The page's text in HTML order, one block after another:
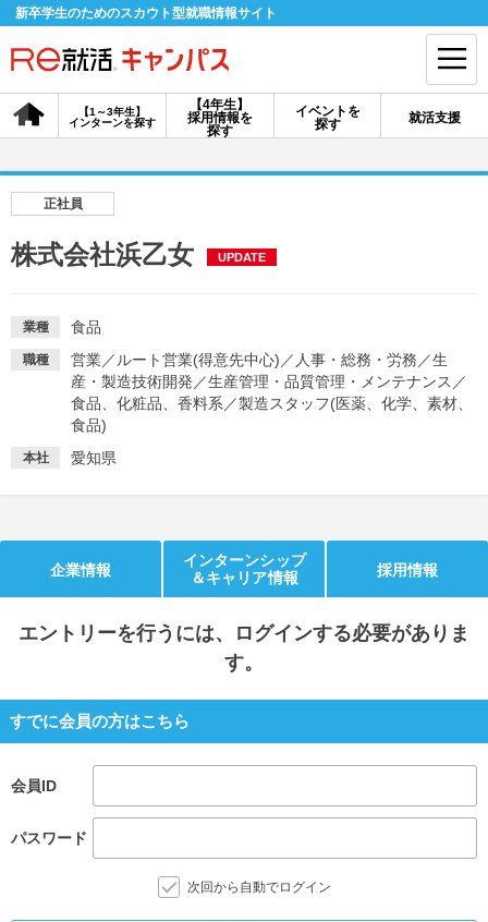
新卒学生のためのスカウト型就職情報サイト
【4年生】
採用情報を
探す
【1～3年生】
インターンを探す
イベントを
探す
就活支援
会員登録 ログイン
採用情報を探す
イベントを探す スカウト お知らせ
就活ノウハウ・サポート
就活ノウハウが満載！ お役立ち記事・相談室など
あなたに合う仕事を診断！ 動画で対策講座をチェック
就活時事ニュースを更新
正社員
株式会社浜乙女 UPDATE
業種 食品
職種 営業／ ルート営業(得意先中心) ／ 人事・総務・労務 ／生
産・製造技術開発 ／生産管理・品質管理・メンテナンス ／
食品、化粧品、香料系 ／製造スタッフ(医薬、化学、素材、
食品)
本社 愛知県
企業情報
インターンシップ
＆キャリア情報
採用情報
エントリーを行うには、ログインする必要がありま
す。
すでに会員の方はこちら
会員ID
パスワード
次回から自動でログイン